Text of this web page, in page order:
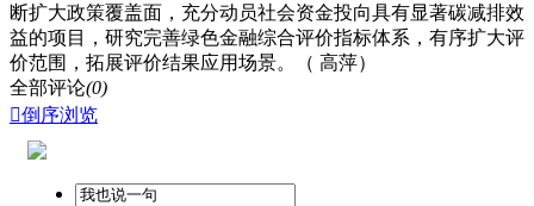
断扩大政策覆盖面，充分动员社会资金投向具有显著碳减排效
益的项目，研究完善绿色金融综合评价指标体系，有序扩大评
价范围，拓展评价结果应用场景。（ 高萍）
全部评论(0)
倒序浏览